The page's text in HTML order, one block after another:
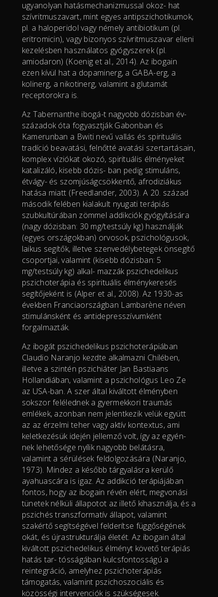
ugyanolyan hatásmechanizmussal okoz- hat
szívritmuszavart, mint egyes antipszichotikumok,
pl. a haloperidol vagy némely antibiotikum (pl.
eritromicin), vagy bizonyos szívritmuszavar elleni
kezelésben használatos gyógyszerek (pl.
amiodaron) (Koenig et al., 2014). Az ibogain
ezen kívül hat a dopaminerg, a GABA-erg, a
kolinerg, a nikotinerg, valamint a glutamát
receptorokra is.
Az Tabernanthe ibogá-t nagyobb dózisban év-
századok óta fogyasztják Gabonban és
Kamerunban a Bwiti nevű vallás és spirituális
tradíció beavatási, felnőtté avatási szertartásain,
komplex víziókat okozó, spirituális élményeket
katalizáló, kisebb dózis- ban pedig stimuláns,
étvágy- és szomjúságcsökkentő, afrodiziákus
hatása miatt (Freedlander, 2003). A 20. század
második felében kialakult nyugati terápiás
szubkultúrában zömmel addikciók gyógyítására
(nagy dózisban: 30 mg/testsúly kg) használják
(egyes országokban) orvosok, pszichológusok,
laikus segítők, illetve szenvedélybetegek önsegítő
csoportjai, valamint (kisebb dózisban: 5
mg/testsúly kg) alkal- mazzák pszichedelikus
pszichoterápia és spirituális élménykeresés
segítőjeként is (Alper et al., 2008). Az 1930-as
években Franciaországban Lambarène néven
stimulánsként és antidepresszívumként
forgalmazták.
Az ibogát pszichedelikus pszichoterápiában
Claudio Naranjo kezdte alkalmazni Chilében,
illetve a szintén pszichiáter Jan Bastiaans
Hollandiában, valamint a pszichológus Leo Ze
az USA-ban. A szer által kiváltott élményben
sokszor felélednek a gyermekkori traumás
emlékek, azonban nem jelentkezik velük együtt
az az érzelmi teher vagy aktív kontextus, ami
keletkezésük idején jellemző volt, így az egyén-
nek lehetősége nyílik nagyobb belátásra,
valamint a sérülések feldolgozására (Naranjo,
1973). Mindez a később tárgyalásra kerülő
ayahuascára is igaz. Az addikció terápiájában
fontos, hogy az ibogain révén elért, megvonási
tünetek nélküli állapotot az illető kihasználja, és a
pszichés transzformatív állapot, valamint
szakértő segítségével felderítse függőségének
okát, és újrastrukturálja életét. Az ibogain által
kiváltott pszichedelikus élményt követő terápiás
hatás tar- tósságában kulcsfontosságú a
reintegráció, amelyhez pszichoterápiás
támogatás, valamint pszichoszociális és
közösségi intervenciók is szükségesek.